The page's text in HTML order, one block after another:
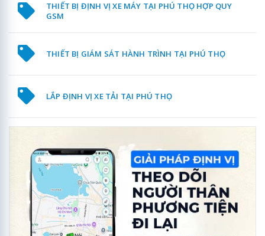
THIẾT BỊ ĐỊNH VỊ XE MÁY TẠI PHÚ THỌ HỢP QUY
GSM
THIẾT BỊ GIÁM SÁT HÀNH TRÌNH TẠI PHÚ THỌ
LẮP ĐỊNH VỊ XE TẢI TẠI PHÚ THỌ